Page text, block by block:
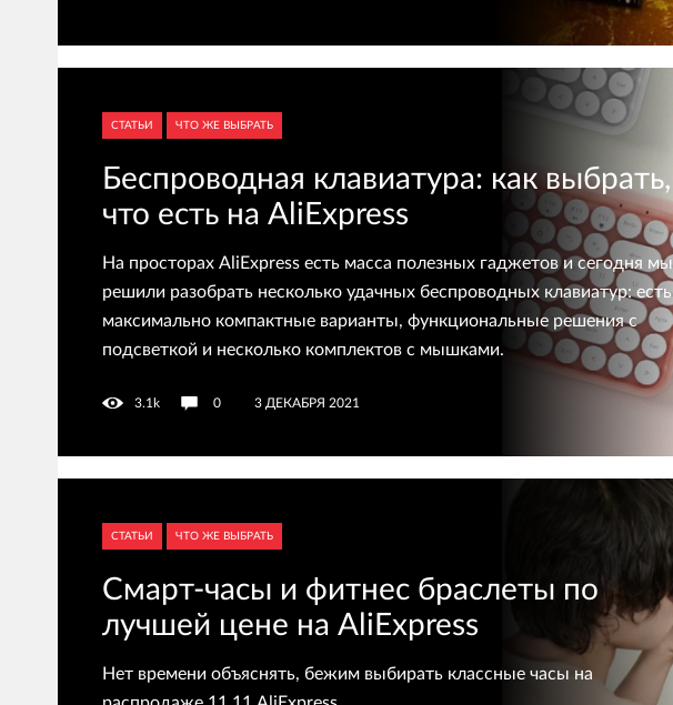
СТАТЬИ ЧТО ЖЕ ВЫБРАТЬ
Беспроводная клавиатура: как выбрать,
что есть на AliExpress
На просторах AliExpress есть масса полезных гаджетов и сегодня мы
решили разобрать несколько удачных беспроводных клавиатур: есть
максимально компактные варианты, функциональные решения с
подсветкой и несколько комплектов с мышками.
3.1k 0 3 ДЕКАБРЯ 2021
СТАТЬИ ЧТО ЖЕ ВЫБРАТЬ
Смарт-часы и фитнес браслеты по
лучшей цене на AliExpress
Нет времени объяснять, бежим выбирать классные часы на